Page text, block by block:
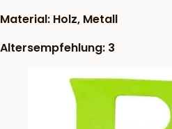
Material: Holz, Metall
Altersempfehlung: 3